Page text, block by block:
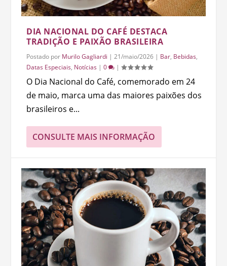
DIA NACIONAL DO CAFÉ DESTACA
TRADIÇÃO E PAIXÃO BRASILEIRA
Postado por Murilo Gagliardi |21/maio/2026 | Bar, Bebidas,
Datas Especiais, Notícias |0 |
O Dia Nacional do Café, comemorado em 24
de maio, marca uma das maiores paixões dos
brasileiros e...
CONSULTE MAIS INFORMAÇÃO